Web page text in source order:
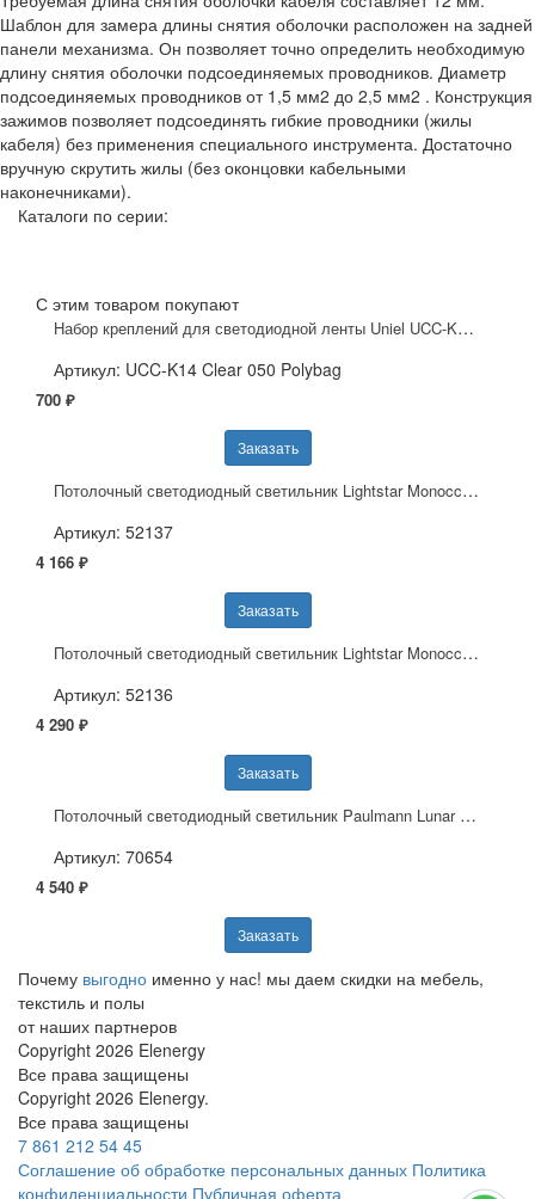
Шаблон для замера длины снятия оболочки расположен на задней
панели механизма. Он позволяет точно определить необходимую
длину снятия оболочки подсоединяемых проводников. Диаметр
подсоединяемых проводников от 1,5 мм2 до 2,5 мм2 . Конструкция
зажимов позволяет подсоединять гибкие проводники (жилы
кабеля) без применения специального инструмента. Достаточно
вручную скрутить жилы (без оконцовки кабельными
наконечниками).
Каталоги по серии:
С этим товаром покупают
Набор креплений для светодиодной ленты Uniel UCC-K14 Clear 050 Polybag 10834
Артикул: UCC-K14 Clear 050 Polybag
700 ₽
Заказать
Потолочный светодиодный светильник Lightstar Monocco 052137
Артикул: 52137
4 166 ₽
Заказать
Потолочный светодиодный светильник Lightstar Monocco 052136
Артикул: 52136
4 290 ₽
Заказать
Потолочный светодиодный светильник Paulmann Lunar 70654
Артикул: 70654
4 540 ₽
Заказать
Почему выгодно именно у нас! мы даем скидки на мебель,
текстиль и полы
от наших партнеров
Copyright 2026 Elenergy
Все права защищены
Copyright 2026 Elenergy.
Все права защищены
7 861 212 54 45
Соглашение об обработке персональных данных Политика
конфиденциальности Публичная оферта